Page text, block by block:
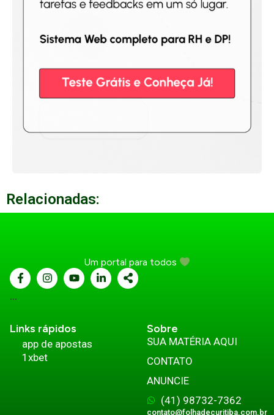
Relacionadas:
Um portal para todos
...
Links rápidos
app de apostas
1xbet
Sobre
SUA MATÉRIA AQUI
CONTATO
ANUNCIE
(41) 98732-7362
contato@folhadecuritiba.com.br